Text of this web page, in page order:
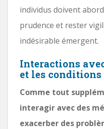
individus doivent
prudence et rester
indésirable émergent.
Interactions
et les
Comme tout
interagir avec des
exacerber des